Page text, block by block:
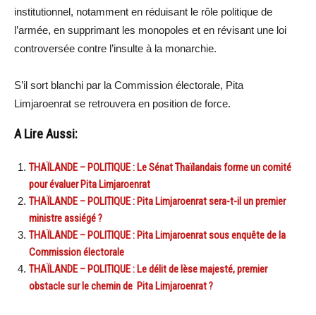
institutionnel, notamment en réduisant le rôle politique de
l’armée, en supprimant les monopoles et en révisant une loi
controversée contre l’insulte à la monarchie.
S’il sort blanchi par la Commission électorale, Pita
Limjaroenrat se retrouvera en position de force.
A Lire Aussi:
THAÏLANDE – POLITIQUE : Le Sénat Thaïlandais forme un comité
pour évaluer Pita Limjaroenrat
THAÏLANDE – POLITIQUE : Pita Limjaroenrat sera-t-il un premier
ministre assiégé ?
THAÏLANDE – POLITIQUE : Pita Limjaroenrat sous enquête de la
Commission électorale
THAÏLANDE – POLITIQUE : Le délit de lèse majesté, premier
obstacle sur le chemin de Pita Limjaroenrat ?